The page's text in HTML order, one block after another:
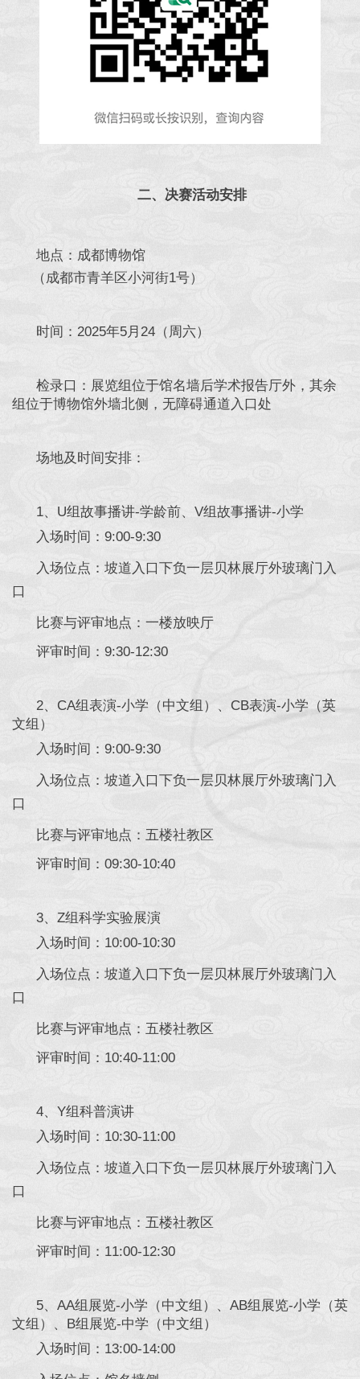
二、决赛活动安排
地点：成都博物馆
（成都市青羊区小河街1号）
时间：2025年5月24（周六）
检录口：展览组位于馆名墙后学术报告厅外，其余
组位于博物馆外墙北侧，无障碍通道入口处
场地及时间安排：
1、U组故事播讲-学龄前、V组故事播讲-小学
入场时间：9:00-9:30
入场位点：坡道入口下负一层贝林展厅外玻璃门入
口
比赛与评审地点：一楼放映厅
评审时间：9:30-12:30
2、CA组表演-小学（中文组）、CB表演-小学（英
文组）
入场时间：9:00-9:30
入场位点：坡道入口下负一层贝林展厅外玻璃门入
口
比赛与评审地点：五楼社教区
评审时间：09:30-10:40
3、Z组科学实验展演
入场时间：10:00-10:30
入场位点：坡道入口下负一层贝林展厅外玻璃门入
口
比赛与评审地点：五楼社教区
评审时间：10:40-11:00
4、Y组科普演讲
入场时间：10:30-11:00
入场位点：坡道入口下负一层贝林展厅外玻璃门入
口
比赛与评审地点：五楼社教区
评审时间：11:00-12:30
5、AA组展览-小学（中文组）、AB组展览-小学（英
文组）、B组展览-中学（中文组）
入场时间：13:00-14:00